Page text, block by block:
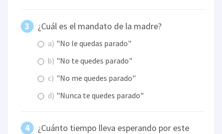
¿Cuál es el mandato de la madre?
a) "No le quedas parado"
b) "No te quedes parado"
c) "No me quedes parado"
d) "Nunca te quedes parado"
¿Cuánto tiempo lleva esperando por este